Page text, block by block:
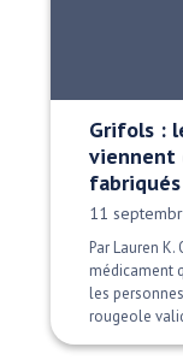
Grifols :
viennent
Date publiée:
11
Par Lauren
médicament
les
rougeole